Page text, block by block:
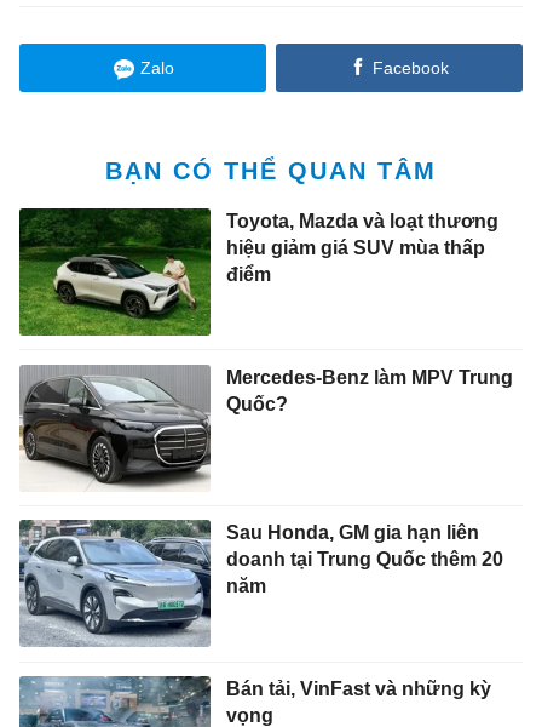
Zalo Facebook
BẠN CÓ THỂ QUAN TÂM
Toyota, Mazda và loạt thương
hiệu giảm giá SUV mùa thấp
điểm
Mercedes-Benz làm MPV Trung
Quốc?
Sau Honda, GM gia hạn liên
doanh tại Trung Quốc thêm 20
năm
Bán tải, VinFast và những kỳ
vọng